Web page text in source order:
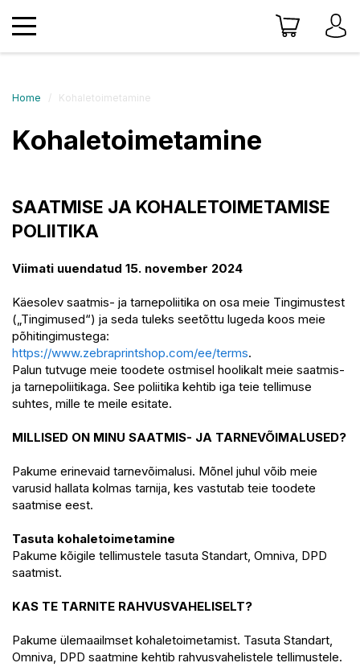
Home Kohaletoimetamine
Kohaletoimetamine
SAATMISE JA KOHALETOIMETAMISE
POLIITIKA
Viimati uuendatud 15. november 2024
Käesolev saatmis- ja tarnepoliitika on osa meie Tingimustest
(„Tingimused“) ja seda tuleks seetõttu lugeda koos meie
põhitingimustega:
https://www.zebraprintshop.com/ee/terms.
Palun tutvuge meie toodete ostmisel hoolikalt meie saatmis-
ja tarnepoliitikaga. See poliitika kehtib iga teie tellimuse
suhtes, mille te meile esitate.
MILLISED ON MINU SAATMIS- JA TARNEVÕIMALUSED?
Pakume erinevaid tarnevõimalusi. Mõnel juhul võib meie
varusid hallata kolmas tarnija, kes vastutab teie toodete
saatmise eest.
Tasuta kohaletoimetamine
Pakume kõigile tellimustele tasuta Standart, Omniva, DPD
saatmist.
KAS TE TARNITE RAHVUSVAHELISELT?
Pakume ülemaailmset kohaletoimetamist. Tasuta Standart,
Omniva, DPD saatmine kehtib rahvusvahelistele tellimustele.